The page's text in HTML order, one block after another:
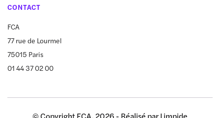
CONTACT
FCA
77 rue de Lourmel
75015 Paris
01 44 37 02 00
© Copyright FCA, 2026 - Réalisé parLimpide